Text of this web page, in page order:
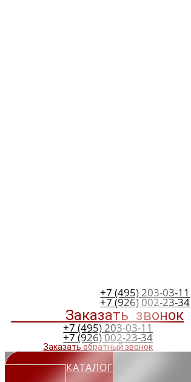
+7 (495) 203-03-11
+7 (926) 002-23-34
Заказать звонок
+7 (495) 203-03-11
+7 (926) 002-23-34
Заказать обратный звонок
КАТАЛОГ